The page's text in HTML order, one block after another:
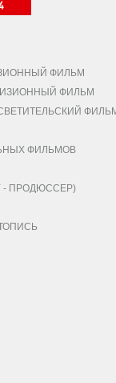
ФИЛЬМ
ФИЛЬМ
ФИЛЬМОВ
- ПРОДЮССЕР)